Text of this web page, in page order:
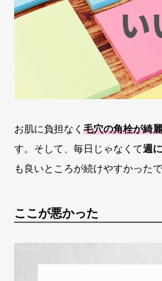
お肌に負担なく 毛穴の角栓が綺麗
す。そして、毎日じゃなくて週
も良いところが続けやすかったで
ここが悪かった